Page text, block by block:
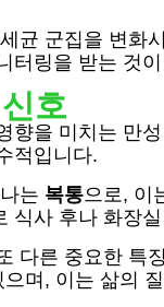
균 군집을 변화
터링을 받는 것
호
향을 미치는 만
적입니다.
는 복통으로, 이
식사 후나 화장
다른 중요한 특
며, 이는 삶의